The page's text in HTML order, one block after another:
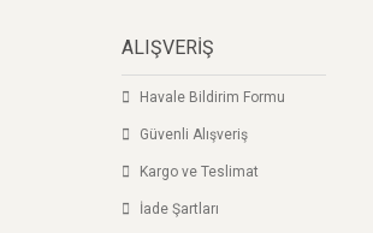
ALIŞVERİŞ
Havale Bildirim Formu
Güvenli Alışveriş
Kargo ve Teslimat
İade Şartları